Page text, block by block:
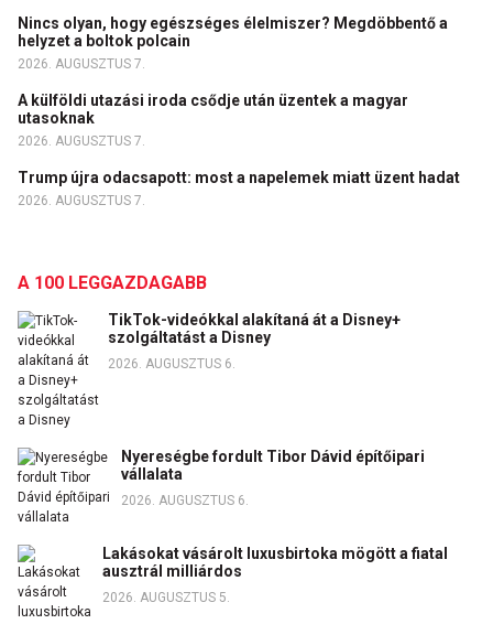
Nincs olyan, hogy egészséges élelmiszer? Megdöbbentő a
helyzet a boltok polcain
2026. AUGUSZTUS 7.
A külföldi utazási iroda csődje után üzentek a magyar
utasoknak
2026. AUGUSZTUS 7.
Trump újra odacsapott: most a napelemek miatt üzent hadat
2026. AUGUSZTUS 7.
A 100 LEGGAZDAGABB
TikTok-videókkal alakítaná át a Disney+
szolgáltatást a Disney
2026. AUGUSZTUS 6.
Nyereségbe fordult Tibor Dávid építőipari
vállalata
2026. AUGUSZTUS 6.
Lakásokat vásárolt luxusbirtoka mögött a fiatal
ausztrál milliárdos
2026. AUGUSZTUS 5.